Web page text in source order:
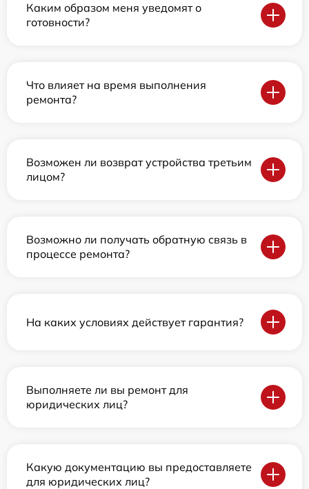
Каким образом меня уведомят о
готовности?
Что влияет на время выполнения
ремонта?
Возможен ли возврат устройства третьим
лицом?
Возможно ли получать обратную связь в
процессе ремонта?
На каких условиях действует гарантия?
Выполняете ли вы ремонт для
юридических лиц?
Какую документацию вы предоставляете
для юридических лиц?